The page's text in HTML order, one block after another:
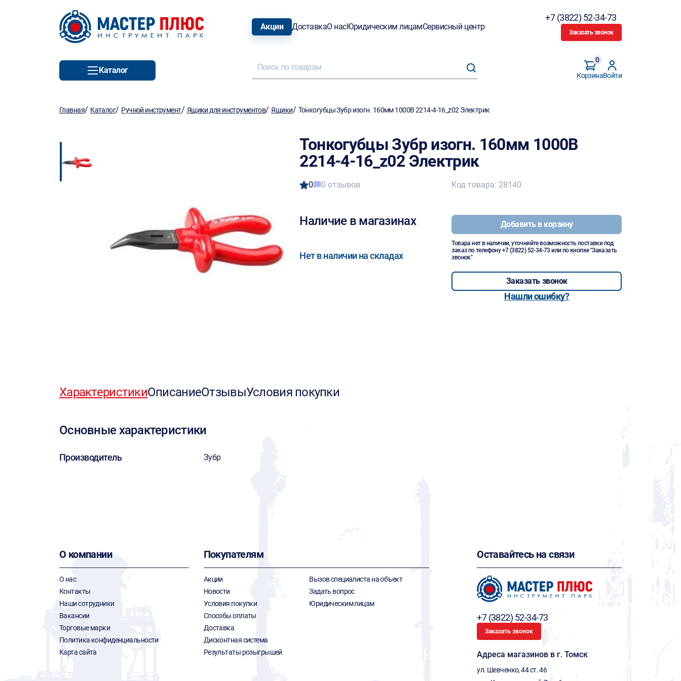
Акции ДоставкаО насЮридическим лицамСервисный центр
+7 (3822) 52-34-73
Заказать звонок
Каталог
Корзина
0
Войти
Главная/ Каталог/ Ручной инструмент/ Ящики для инструментов/Ящики/ Тонкогубцы Зубр изогн. 160мм 1000В 2214-4-16_z02 Электрик
Тонкогубцы Зубр изогн. 160мм 1000В
2214-4-16_z02 Электрик
0 0 отзывов
Наличие в магазинах
Нет в наличии на складах
Код товара: 28140
Добавить в корзину
Товара нет в наличии, уточняйте возможность поставки под
заказ по телефону+7 (3822) 52-34-73 или по кнопке "Заказать
звонок"
Заказать звонок
Нашли ошибку?
ХарактеристикиОписаниеОтзывыУсловия покупки
Основные характеристики
Производитель Зубр
О компании
О нас
Контакты
Наши сотрудники
Вакансии
Торговые марки
Политика конфиденциальности
Карта сайта
Покупателям
Акции
Новости
Условия покупки
Способы оплаты
Доставка
Дисконтная система
Результаты розыгрышей
Вызов специалиста на объект
Задать вопрос
Юридическим лицам
Оставайтесь на связи
+7 (3822) 52-34-73
Заказать звонок
Адреса магазинов в г. Томск
ул. Шевченко, 44 ст. 46